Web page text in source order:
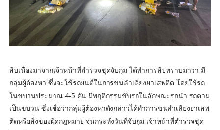
สืบเนื่องมาจากเจ้าหน้าที่ตำรวจชุดจับกุม ได้ทำการสืบทราบมาว่า มี
กลุ่มผู้ต้องหา ซึ่งจะใช้รถยนต์ในการขนลำเลียงยาเสพติด โดยใช้รถ
ในขบวนประมาณ 4-5 คัน มีพฤติกรรมขับรถในลักษณะรถนำ รถตาม
เป็นขบวน ซึ่งเชื่อว่ากลุ่มผู้ต้องหาดังกล่าวได้ทำการขนลำเลียงยาเสพ
ติดหรือสิ่งของผิดกฎหมาย จนกระทั่งวันที่จับกุม เจ้าหน้าที่ตำรวจชุด